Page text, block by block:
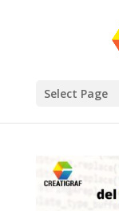
Select Page